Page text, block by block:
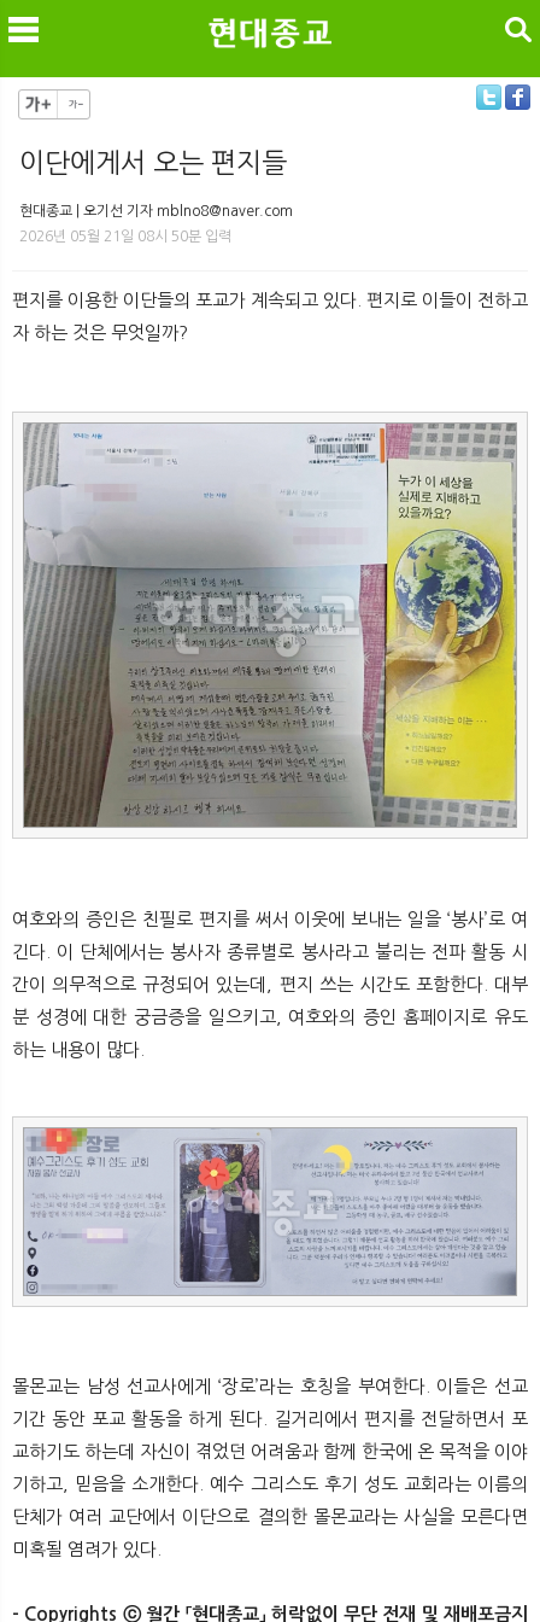
색
검색
이단에게서 오는 편지들
현대종교 | 오기선 기자 mblno8@naver.com
2026년 05월 21일 08시 50분 입력
편지를 이용한 이단들의 포교가 계속되고 있다. 편지로 이들이 전하고
자 하는 것은 무엇일까?
여호와의 증인은 친필로 편지를 써서 이웃에 보내는 일을 ‘봉사’로 여
긴다. 이 단체에서는 봉사자 종류별로 봉사라고 불리는 전파 활동 시
간이 의무적으로 규정되어 있는데, 편지 쓰는 시간도 포함한다. 대부
분 성경에 대한 궁금증을 일으키고, 여호와의 증인 홈페이지로 유도
하는 내용이 많다.
몰몬교는 남성 선교사에게 ‘장로’라는 호칭을 부여한다. 이들은 선교
기간 동안 포교 활동을 하게 된다. 길거리에서 편지를 전달하면서 포
교하기도 하는데 자신이 겪었던 어려움과 함께 한국에 온 목적을 이야
기하고, 믿음을 소개한다. 예수 그리스도 후기 성도 교회라는 이름의
단체가 여러 교단에서 이단으로 결의한 몰몬교라는 사실을 모른다면
미혹될 염려가 있다.
- Copyrights ⓒ 월간 「현대종교」 허락없이 무단 전재 및 재배포금지